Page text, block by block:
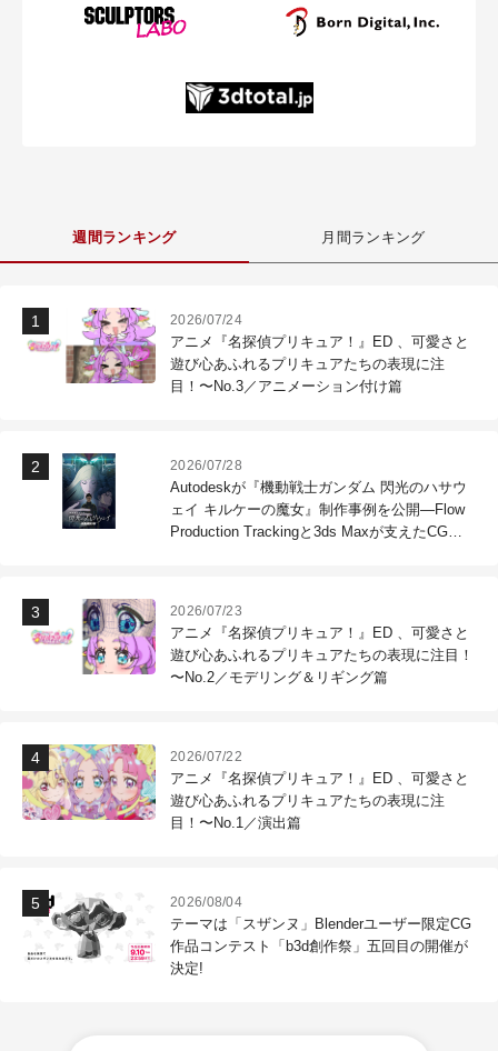
週間ランキング 月間ランキング
2026/07/24
アニメ『名探偵プリキュア！』ED 、可愛さと
遊び心あふれるプリキュアたちの表現に注
目！〜No.3／アニメーション付け篇
2026/07/28
Autodeskが『機動戦士ガンダム 閃光のハサウ
ェイ キルケーの魔女』制作事例を公開―Flow
Production Trackingと3ds Maxが支えたCG制
2026/07/23
アニメ『名探偵プリキュア！』ED 、可愛さと
遊び心あふれるプリキュアたちの表現に注目！
〜No.2／モデリング＆リギング篇
2026/07/22
アニメ『名探偵プリキュア！』ED 、可愛さと
遊び心あふれるプリキュアたちの表現に注
目！〜No.1／演出篇
2026/08/04
テーマは「スザンヌ」Blenderユーザー限定CG
作品コンテスト「b3d創作祭」五回目の開催が
決定!